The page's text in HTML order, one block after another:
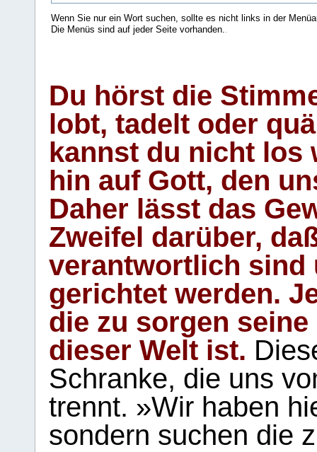
Wenn Sie nur ein Wort suchen, sollte es nicht links in der
Die Menüs sind auf jeder Seite vorhanden.
Du hörst die
lobt, tadelt oder
kannst du nicht los
hin auf Gott, den
Daher lässt das
Zweifel darüber,
verantwortlich sind
gerichtet werden.
die zu sorgen
dieser Welt ist.
Schranke, die uns
trennt. »Wir haben
sondern suchen die